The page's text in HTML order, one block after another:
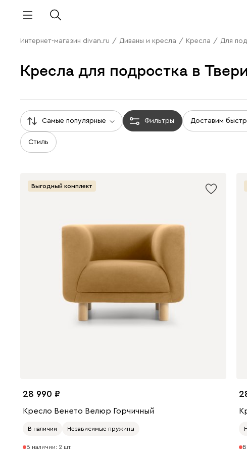
Интернет-магазин divan.ru / Диваны и кресла / Кресла / Для
Кресла для подростка в Твери
Самые популярные Фильтры Доставим
Стиль
Выгодный комплект
28 990
Кресло Венето Велюр Горчичный
В наличии Независимые пружины
В наличии: 2 шт.